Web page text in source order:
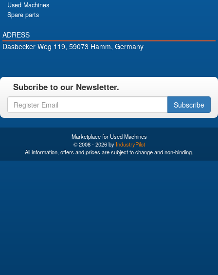
Used Machines
Spare parts
ADRESS
Dasbecker Weg 119, 59073 Hamm, Germany
Subcribe to our Newsletter.
Subscribe
Marketplace for Used Machines
© 2008 - 2026 by IndustryPilot
All information, offers and prices are subject to change and non-binding.